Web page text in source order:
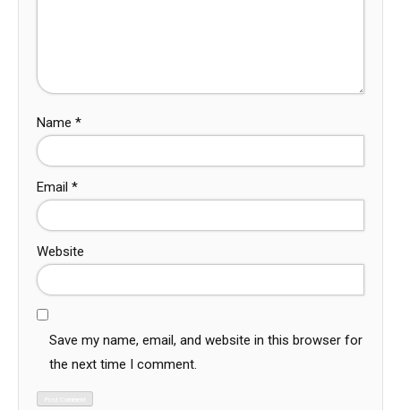
Name *
Email *
Website
Save my name, email, and website in this browser for
the next time I comment.